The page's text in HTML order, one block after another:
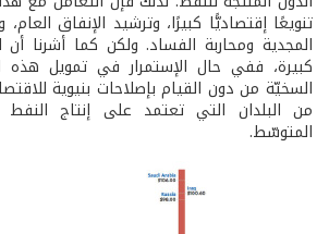
تنويعًا إقتصاديًّا كبيرًا، وترشيد الإنفاق
المجدية ومحاربة الفساد. ولكن كما أشرنا
كبيرة، ففي حال الإستمرار في تمويل هذه
السخيّة من دون القيام بإصلاحات بنيوية
من البلدان التي تعتمد على إنتاج
المتوسّط.